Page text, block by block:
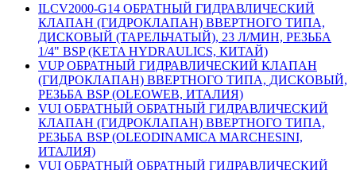
ILCV2000-G14 ОБРАТНЫЙ ГИДРАВЛИЧЕСКИЙ
КЛАПАН (ГИДРОКЛАПАН) ВВЕРТНОГО ТИПА,
ДИСКОВЫЙ (ТАРЕЛЬЧАТЫЙ), 23 Л/МИН, РЕЗЬБА
1/4" BSP (KETA HYDRAULICS, КИТАЙ)
VUP ОБРАТНЫЙ ГИДРАВЛИЧЕСКИЙ КЛАПАН
(ГИДРОКЛАПАН) ВВЕРТНОГО ТИПА, ДИСКОВЫЙ,
РЕЗЬБА BSP (OLEOWEB, ИТАЛИЯ)
VUI ОБРАТНЫЙ ОБРАТНЫЙ ГИДРАВЛИЧЕСКИЙ
КЛАПАН (ГИДРОКЛАПАН) ВВЕРТНОГО ТИПА,
РЕЗЬБА BSP (OLEODINAMICA MARCHESINI,
ИТАЛИЯ)
VUI ОБРАТНЫЙ ОБРАТНЫЙ ГИДРАВЛИЧЕСКИЙ